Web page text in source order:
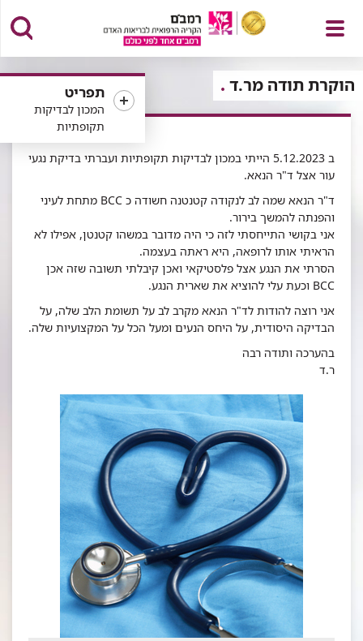
פתח
תפריט
תפריט
המכון לבדיקות
תקופתיות
הוקרת תודה מר.ד
ב 5.12.2023 הייתי במכון לבדיקות תקופתיות ועברתי בדיקת נגעי
עור אצל ד"ר הנאא.
ד"ר הנאא שמה לב לנקודה קטנטנה חשודה כ BCC מתחת לעיני
והפנתה להמשך בירור.
אני בקושי התייחסתי לזה כי היה מדובר במשהו קטנטן, אפילו לא
הראיתי אותו לרופאה, היא ראתה בעצמה.
הסרתי את הנגע אצל פלסטיקאי ואכן קיבלתי תשובה שזה אכן
BCC וכעת עלי להוציא את שארית הנגע.
אני רוצה להודות לד"ר הנאא מקרב לב על תשומת הלב שלה, על
הבדיקה היסודית, על היחס הנעים ומעל הכל על המקצועיות שלה.
בהערכה ותודה רבה
ר.ד